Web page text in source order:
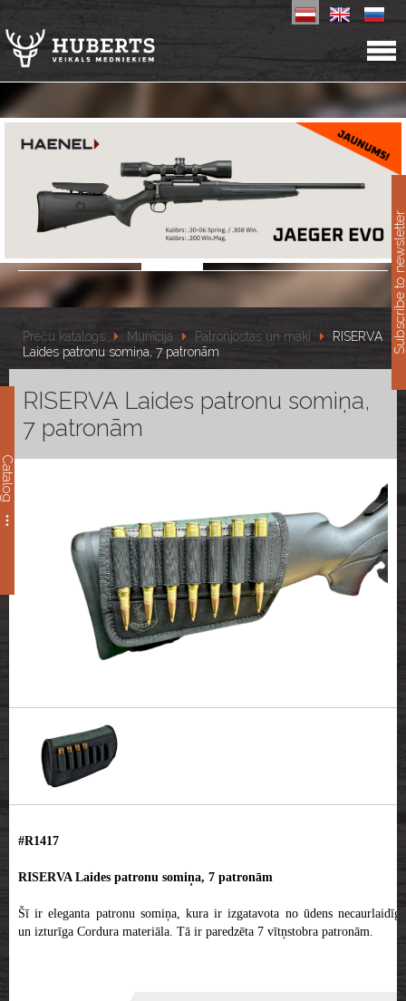
Catalog
Preču katalogs Munīcija Patronjostas un maki
RISERVA
Laides patronu somiņa, 7 patronām
RISERVA Laides patronu somiņa,
7 patronām
#R1417
RISERVA Laides patronu somiņa, 7 patronām
Šī ir eleganta patronu somiņa, kura ir izgatavota no ūdens necaurlaidīga
un izturīga Cordura materiāla. Tā ir paredzēta 7 vītņstobra patronām.
Subscribe